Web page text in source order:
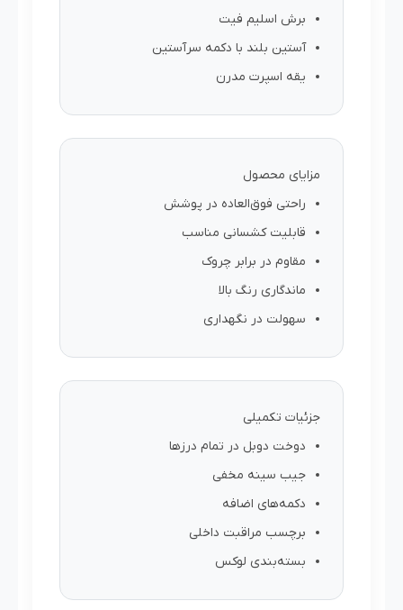
برش اسلیم فیت
آستین بلند با دکمه سرآستین
یقه اسپرت مدرن
مزایای محصول
راحتی فوق‌العاده در پوشش
قابلیت کشسانی مناسب
مقاوم در برابر چروک
ماندگاری رنگ بالا
سهولت در نگهداری
جزئیات تکمیلی
دوخت دوبل در تمام درزها
جیب سینه مخفی
دکمه‌های اضافه
برچسب مراقبت داخلی
بسته‌بندی لوکس